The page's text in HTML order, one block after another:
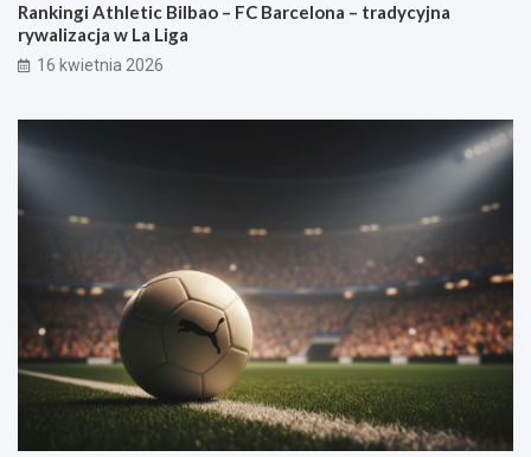
Rankingi Athletic Bilbao – FC Barcelona – tradycyjna
rywalizacja w La Liga
16 kwietnia 2026